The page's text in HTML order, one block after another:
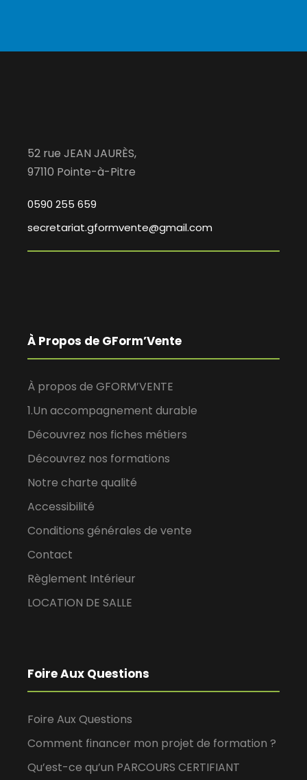
52 rue JEAN JAURÈS,
97110 Pointe-à-Pitre
0590 255 659
secretariat.gformvente@gmail.com
À Propos de GForm’Vente
À propos de GFORM’VENTE
1.Un accompagnement durable
Découvrez nos fiches métiers
Découvrez nos formations
Notre charte qualité
Accessibilité
Conditions générales de vente
Contact
Règlement Intérieur
LOCATION DE SALLE
Foire Aux Questions
Foire Aux Questions
Comment financer mon projet de formation ?
Qu’est-ce qu’un PARCOURS CERTIFIANT